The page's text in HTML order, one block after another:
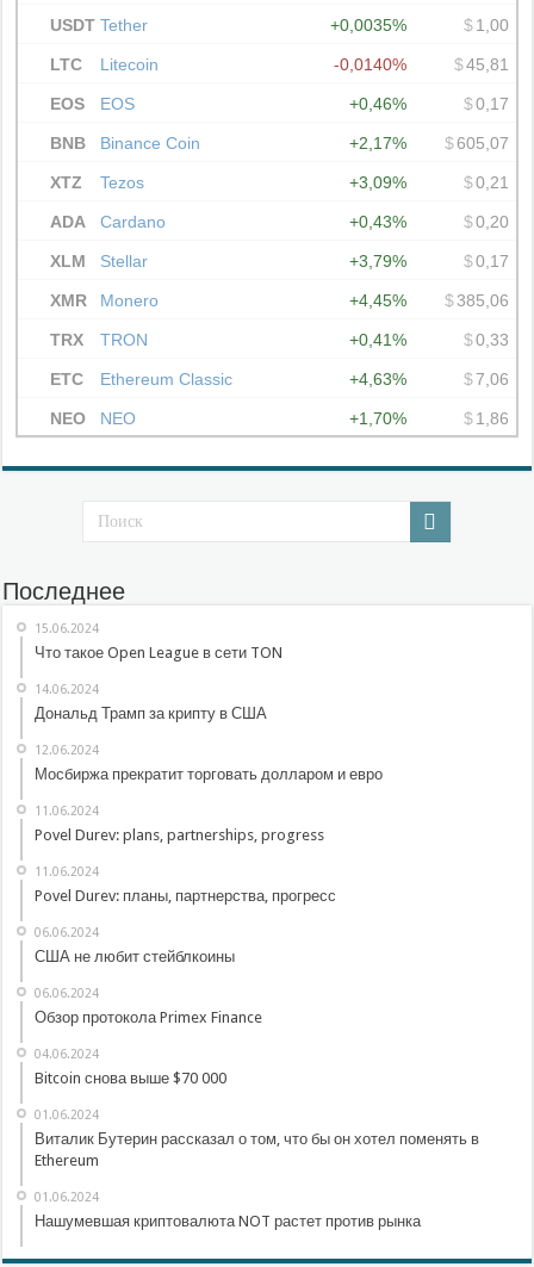
Последнее
15.06.2024
Что такое Open League в сети TON
14.06.2024
Дональд Трамп за крипту в США
12.06.2024
Мосбиржа прекратит торговать долларом и евро
11.06.2024
Povel Durev: plans, partnerships, progress
11.06.2024
Povel Durev: планы, партнерства, прогресс
06.06.2024
США не любит стейблкоины
06.06.2024
Обзор протокола Primex Finance
04.06.2024
Bitcoin снова выше $70 000
01.06.2024
Виталик Бутерин рассказал о том, что бы он хотел поменять в
Ethereum
01.06.2024
Нашумевшая криптовалюта NOT растет против рынка